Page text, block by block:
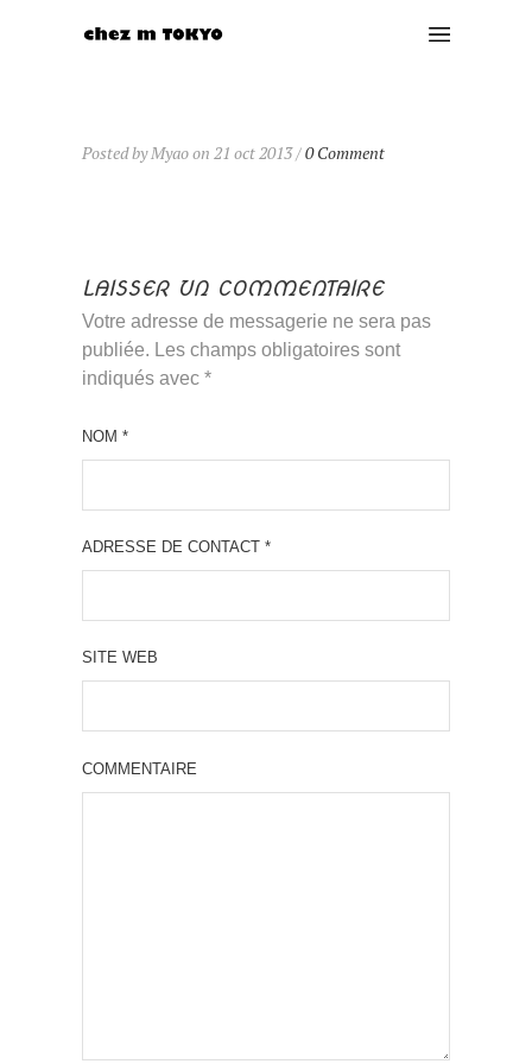
Posted by Myao on 21 oct 2013 /0 Comment
LAISSER UN COMMENTAIRE
Votre adresse de messagerie ne sera pas
publiée. Les champs obligatoires sont
indiqués avec *
NOM *
ADRESSE DE CONTACT *
SITE WEB
COMMENTAIRE